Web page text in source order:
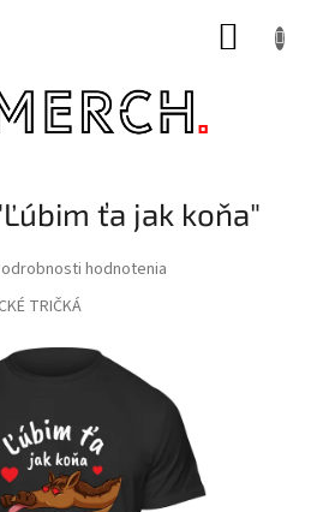
ťa jak koňa"
hodnotenia
TRIČKÁ